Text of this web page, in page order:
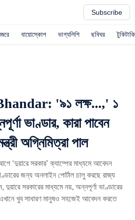
Subscribe
বায়োস্কোপ ভাগ্যলিপি ছবিঘর টুকিটাকি
'৯১ লক্ষ...,' ১
ভাণ্ডার, কারা পাবেন
অগ্নিমিত্রা পাল
সরকার’ ক্যাম্পের মাধ্যমে আবেদন
জন্য অনলাইন পোর্টাল চালু করছে রাজ্য
সরকারের মাধ্যমে নয়, অন্নপূর্ণা ভাণ্ডারের
খুব সাধারণ মানুষও সহজেই আবেদন করতে